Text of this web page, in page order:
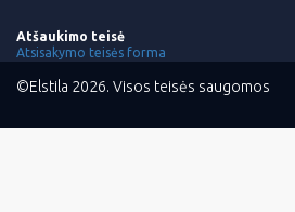
Atšaukimo teisė
Atsisakymo teisės forma
©Elstila 2026. Visos teisės saugomos